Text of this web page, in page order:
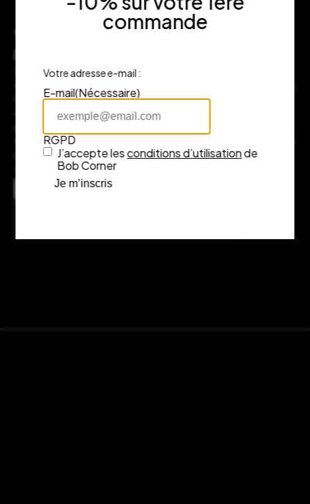
Vous souhaitez nous rendre visite en
boutique ?
Venez nous rendre visite à notre adresse au cœur de Bordeaux,
l’univers Bob Corner, où chaque objet raconte une histoire et
chaque marque incarne l’excellence du design. Notre équipe
passionnée sera là pour vous guider et vous conseiller. Si vous
avez des questions ou souhaitez plus d’informations, n’hésitez
pas à nous contacter, nous serons ravis de vous accompagner
dans votre expérience d’achat.
Adresse
commande
Votre adresse e-mail :
E-mail(Nécessaire)
RGPD
J’accepte lesconditions d’utilisationde
Bob Corner
Je m’inscris